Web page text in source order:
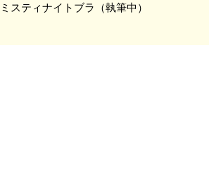
スティナイトブラ（執筆中）